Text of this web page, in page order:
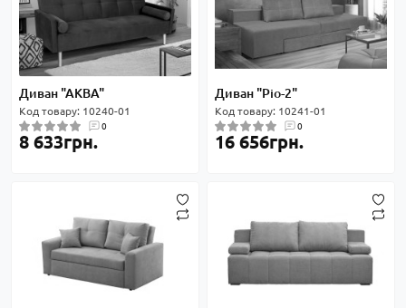
Диван "АКВА"
Код товару: 10240-01
0
8 633грн.
Диван "Ріо-2"
Код товару: 10241-01
0
16 656грн.